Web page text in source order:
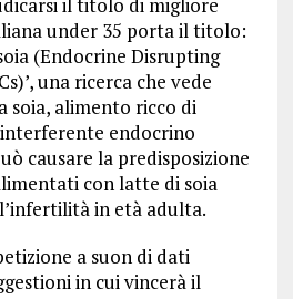
under 35 porta il titolo:
(Endocrine Disrupting
una ricerca che vede
soia, alimento ricco di
endocrino
causare la predisposizione
con latte di soia
in età adulta.
a suon di dati
in cui vincerà il